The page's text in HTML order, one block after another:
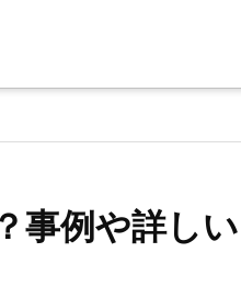
事例や詳しい